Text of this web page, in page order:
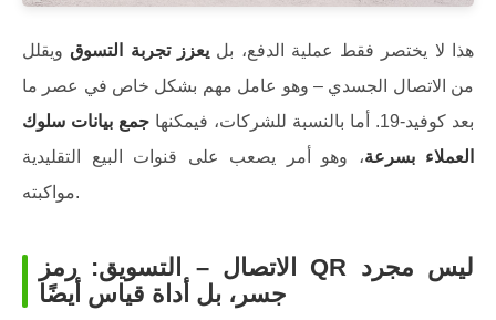
هذا لا يختصر فقط عملية الدفع، بليعزز تجربة التسوق ويقلل
من الاتصال الجسدي – وهو عامل مهم بشكل خاص في عصر ما
بعد كوفيد-19. أما بالنسبة للشركات، فيمكنها
جمع بيانات سلوك
العملاء بسرعة، وهو أمر يصعب على قنوات البيع التقليدية
مواكبته.
الاتصال – التسويق: رمز QR ليس مجرد
جسر، بل أداة قياس أيضًا